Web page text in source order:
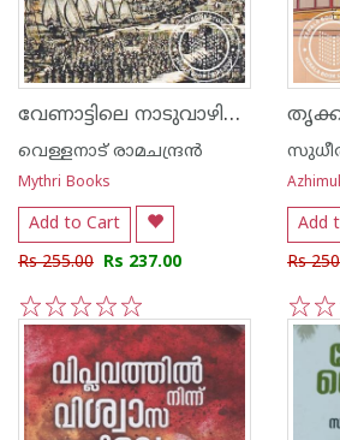
വേണാട്ടിലെ നാടുവാഴികള്‍
വെള്ളനാട് രാമചന്ദ്രന്‍
Mythri Books
Add to Cart
Rs 255.00 Rs 237.00
5
4
3
2
1
Add
Rs
2
1